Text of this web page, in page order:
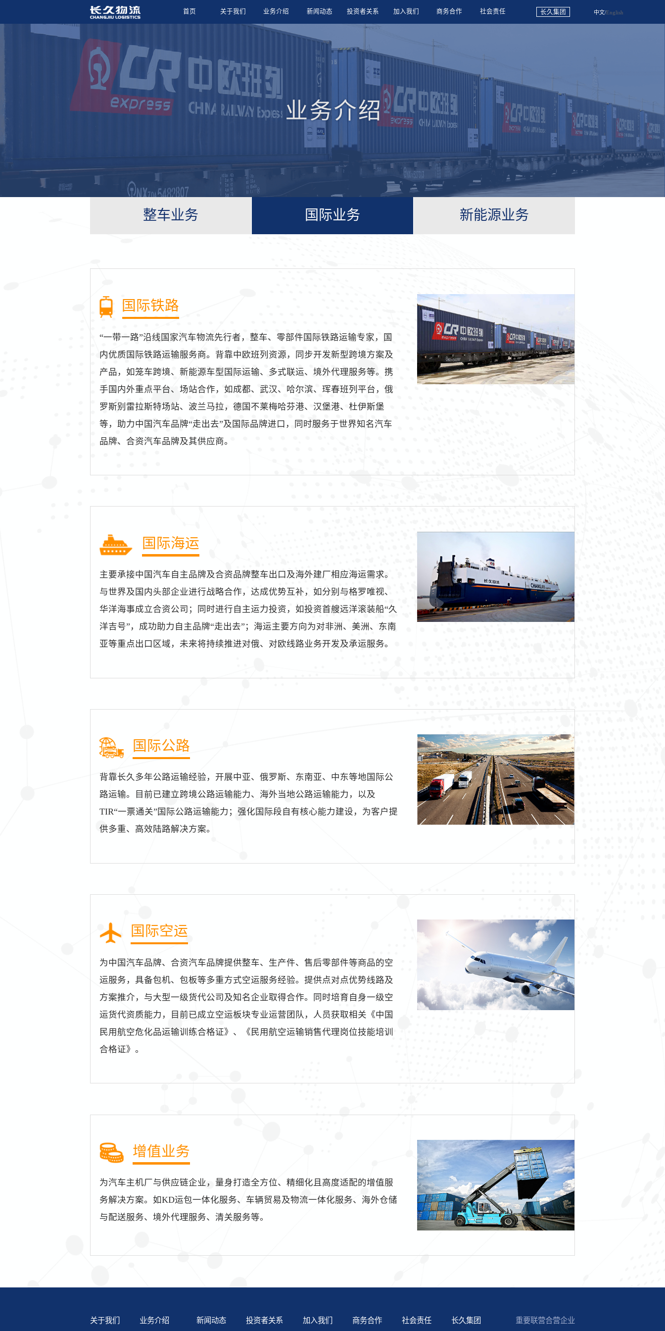
首页 关于我们 业务介绍 新闻动态 投资者关系 加入我们 商务合作 社会责任 长久集团 中文/English
整车业务 国际业务 新能源业务
国际铁路
“一带一路”沿线国家汽车物流先行者，整车、零部件国际铁路运输专家，国
内优质国际铁路运输服务商。背靠中欧班列资源，同步开发新型跨境方案及
产品，如笼车跨境、新能源车型国际运输、多式联运、境外代理服务等。携
手国内外重点平台、场站合作，如成都、武汉、哈尔滨、珲春班列平台，俄
罗斯别雷拉斯特场站、波兰马拉，德国不莱梅哈芬港、汉堡港、杜伊斯堡
等，助力中国汽车品牌“走出去”及国际品牌进口，同时服务于世界知名汽车
品牌、合资汽车品牌及其供应商。
国际海运
主要承接中国汽车自主品牌及合资品牌整车出口及海外建厂相应海运需求。
与世界及国内头部企业进行战略合作，达成优势互补，如分别与格罗唯视、
华洋海事成立合资公司；同时进行自主运力投资，如投资首艘远洋滚装船“久
洋吉号”，成功助力自主品牌“走出去”；海运主要方向为对非洲、美洲、东南
亚等重点出口区域，未来将持续推进对俄、对欧线路业务开发及承运服务。
国际公路
背靠长久多年公路运输经验，开展中亚、俄罗斯、东南亚、中东等地国际公
路运输。目前已建立跨境公路运输能力、海外当地公路运输能力，以及
TIR“一票通关”国际公路运输能力；强化国际段自有核心能力建设，为客户提
供多重、高效陆路解决方案。
国际空运
为中国汽车品牌、合资汽车品牌提供整车、生产件、售后零部件等商品的空
运服务，具备包机、包板等多重方式空运服务经验。提供点对点优势线路及
方案推介，与大型一级货代公司及知名企业取得合作。同时培育自身一级空
运货代资质能力，目前已成立空运板块专业运营团队，人员获取相关《中国
民用航空危化品运输训练合格证》、《民用航空运输销售代理岗位技能培训
合格证》。
增值业务
为汽车主机厂与供应链企业，量身打造全方位、精细化且高度适配的增值服
务解决方案。如KD运包一体化服务、车辆贸易及物流一体化服务、海外仓储
与配送服务、境外代理服务、清关服务等。
关于我们 业务介绍 新闻动态 投资者关系 加入我们 商务合作 社会责任 长久集团 重要联营合营企业